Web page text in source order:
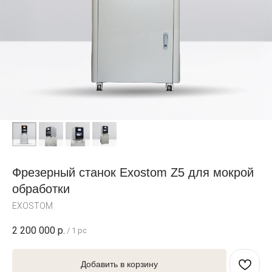
Фрезерный станок Exostom Z5 для мокрой
обработки
EXOSTOM
2 200 000 р. / 1 pc
Добавить в корзину